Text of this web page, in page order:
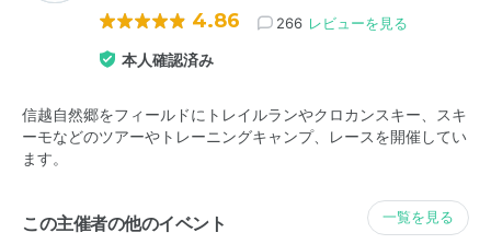
4.86 266 レビューを見る
本人確認済み
信越自然郷をフィールドにトレイルランやクロカンスキー、スキ
ーモなどのツアーやトレーニングキャンプ、レースを開催してい
ます。
この主催者の他のイベント 一覧を見る